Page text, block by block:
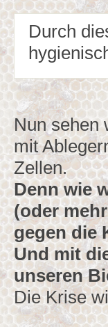
Durch
Nun sehen
mit
Zellen.
Denn wie
(oder
gegen die
Und mit
unseren
Die Krise